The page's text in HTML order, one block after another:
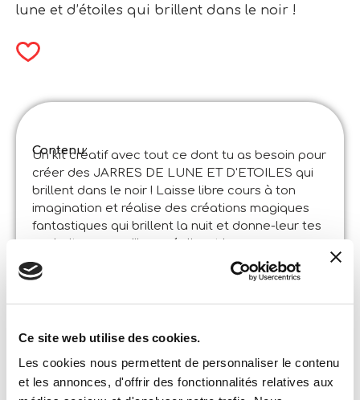
Ce site web utilise des cookies.
Les cookies nous permettent de personnaliser le contenu
et les annonces, d'offrir des fonctionnalités relatives aux
lune et d’étoiles qui brillent dans le noir !
Contenu:
Un kit créatif avec tout ce dont tu as besoin pour
créer des JARRES DE LUNE ET D'ETOILES qui
brillent dans le noir ! Laisse libre cours à ton
imagination et réalise des créations magiques
fantastiques qui brillent la nuit et donne-leur tes
souhaits pour qu'ils se réalisent !
Spécifications du produit:
The Moon Academy Moonlight Creations
Made in Italy:
Fabriqué en Italie. Produit conçu en Italie,
dans des usines certifiées.
Contenu et détails:
pots, bouchons, coton absorbant, teintures, teinture
phosphorescente, breloque phosphorescente,